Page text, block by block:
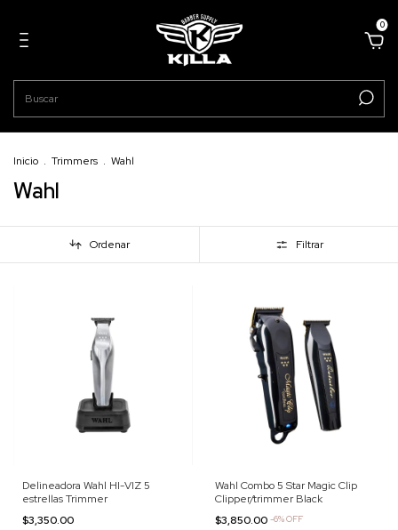
0
Inicio . Trimmers . Wahl
Wahl
Ordenar Filtrar
Delineadora Wahl HI-VIZ 5
estrellas Trimmer
$3,350.00
Wahl Combo 5 Star Magic Clip
Clipper/trimmer Black
$3,850.00 -6%OFF